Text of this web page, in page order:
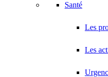
Santé
Les
Les